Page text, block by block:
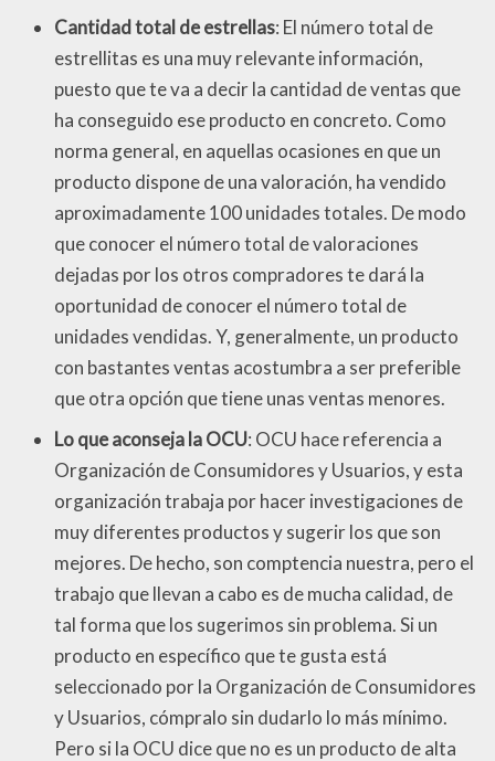
Cantidad total de estrellas: El número total de
estrellitas es una muy relevante información,
puesto que te va a decir la cantidad de ventas que
ha conseguido ese producto en concreto. Como
norma general, en aquellas ocasiones en que un
producto dispone de una valoración, ha vendido
aproximadamente 100 unidades totales. De modo
que conocer el número total de valoraciones
dejadas por los otros compradores te dará la
oportunidad de conocer el número total de
unidades vendidas. Y, generalmente, un producto
con bastantes ventas acostumbra a ser preferible
que otra opción que tiene unas ventas menores.
Lo que aconseja la OCU: OCU hace referencia a
Organización de Consumidores y Usuarios, y esta
organización trabaja por hacer investigaciones de
muy diferentes productos y sugerir los que son
mejores. De hecho, son comptencia nuestra, pero el
trabajo que llevan a cabo es de mucha calidad, de
tal forma que los sugerimos sin problema. Si un
producto en específico que te gusta está
seleccionado por la Organización de Consumidores
y Usuarios, cómpralo sin dudarlo lo más mínimo.
Pero si la OCU dice que no es un producto de alta